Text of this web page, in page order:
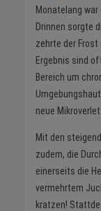
Monatelang
Drinnen sorgte
zehrte der Frost
Ergebnis sind
Bereich um
neue
Mit den
zudem, die
einerseits die
vermehrtem
kratzen!